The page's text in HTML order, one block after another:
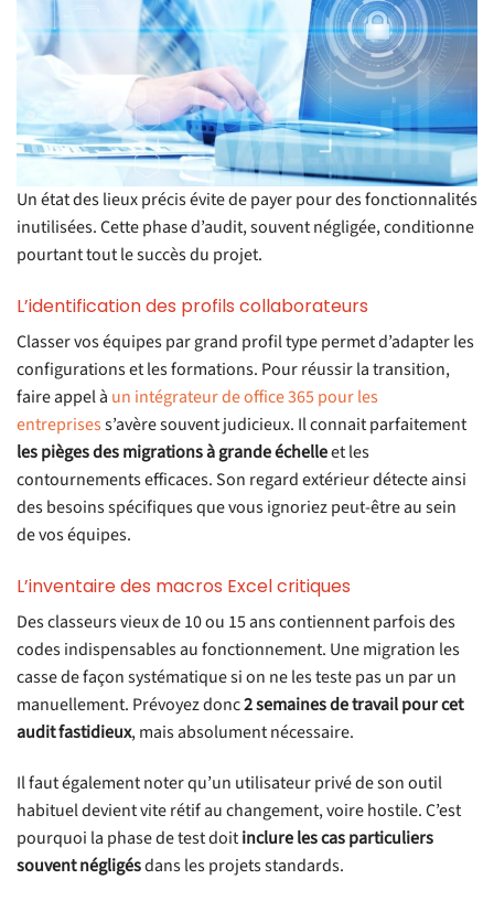
Un état des lieux précis évite de payer pour des fonctionnalités
inutilisées. Cette phase d’audit, souvent négligée, conditionne
pourtant tout le succès du projet.
L’identification des profils collaborateurs
Classer vos équipes par grand profil type permet d’adapter les
configurations et les formations. Pour réussir la transition,
faire appel à un intégrateur de office 365 pour les
entreprisess’avère souvent judicieux. Il connait parfaitement
les pièges des migrations à grande échelleet les
contournements efficaces. Son regard extérieur détecte ainsi
des besoins spécifiques que vous ignoriez peut-être au sein
de vos équipes.
L’inventaire des macros Excel critiques
Des classeurs vieux de 10 ou 15 ans contiennent parfois des
codes indispensables au fonctionnement. Une migration les
casse de façon systématique si on ne les teste pas un par un
manuellement. Prévoyez donc2 semaines de travail pour cet
audit fastidieux, mais absolument nécessaire.
Il faut également noter qu’un utilisateur privé de son outil
habituel devient vite rétif au changement, voire hostile. C’est
pourquoi la phase de test doitinclure les cas particuliers
souvent négligésdans les projets standards.